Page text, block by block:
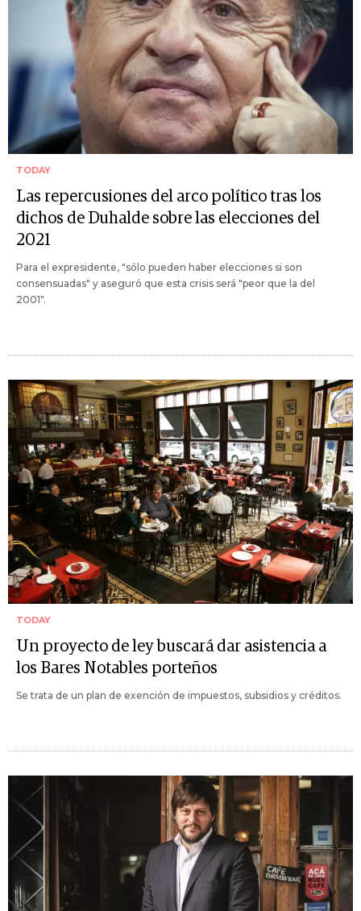
TODAY
Las repercusiones del arco político tras los
dichos de Duhalde sobre las elecciones del
2021
Para el expresidente, "sólo pueden haber elecciones si son
consensuadas" y aseguró que esta crisis será "peor que la del
2001".
TODAY
Un proyecto de ley buscará dar asistencia a
los Bares Notables porteños
Se trata de un plan de exención de impuestos, subsidios y créditos.